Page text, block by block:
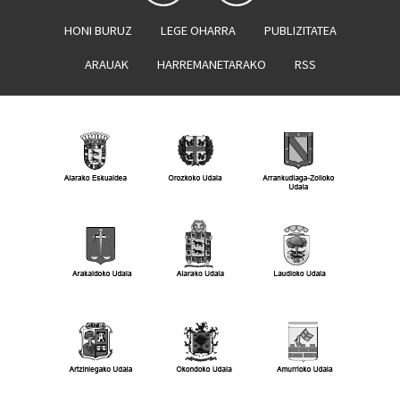
HONI BURUZ LEGE OHARRA PUBLIZITATEA
ARAUAK HARREMANETARAKO RSS